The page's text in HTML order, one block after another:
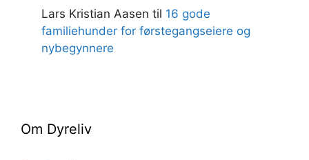
Lars Kristian Aasen til 16 gode
familiehunder for førstegangseiere og
nybegynnere
Om Dyreliv